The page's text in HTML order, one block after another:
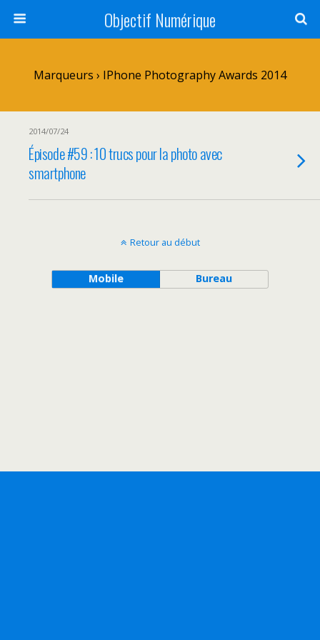
Objectif Numérique
Marqueurs › IPhone Photography Awards 2014
2014/07/24
Épisode #59 : 10 trucs pour la photo avec
smartphone
Retour au début
Mobile Bureau